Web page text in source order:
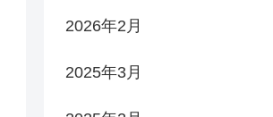
2026年2月
2025年3月